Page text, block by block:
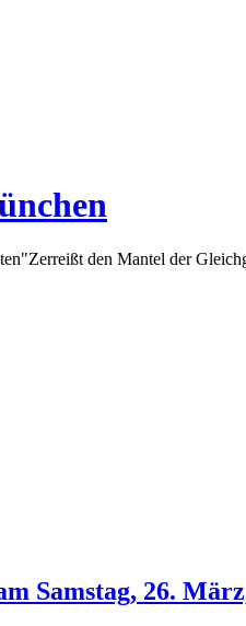
"Zerreißt den Mantel der
Samstag, 26.